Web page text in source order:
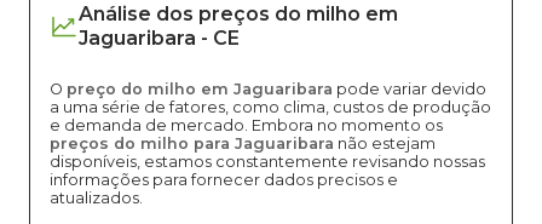
Análise dos preços do milho em
Jaguaribara - CE
O preço do milho em Jaguaribara pode variar devido
a uma série de fatores, como clima, custos de produção
e demanda de mercado. Embora no momento os
preços do milho para Jaguaribara não estejam
disponíveis, estamos constantemente revisando nossas
informações para fornecer dados precisos e
atualizados.